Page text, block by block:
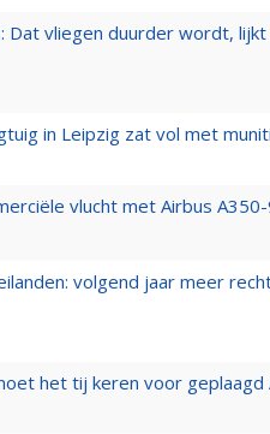
Dat vliegen duurder wordt,
in Leipzig zat vol met
vlucht met Airbus
volgend jaar meer
het tij keren voor geplaagd